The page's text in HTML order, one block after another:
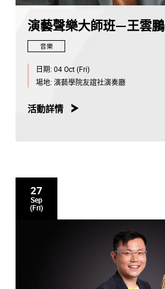
演藝聲樂大師班—王雲鵬
音樂
日期: 04 Oct (Fri)
場地: 演藝學院友誼社演奏廳
活動詳情
27
Sep
(Fri)